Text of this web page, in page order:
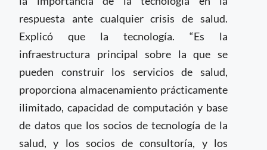
respuesta ante cualquier crisis de salud.
Explicó que la tecnología. “Es la
infraestructura principal sobre la que se
pueden construir los servicios de salud,
proporciona almacenamiento prácticamente
ilimitado, capacidad de computación y base
de datos que los socios de tecnología de la
salud, y los socios de consultoría, y los